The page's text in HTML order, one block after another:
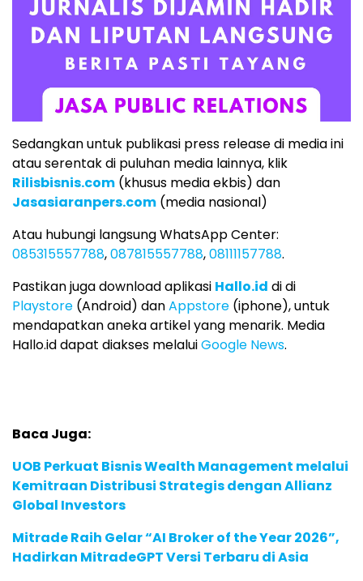
Sedangkan untuk publikasi press release di media ini
atau serentak di puluhan media lainnya, klik
Rilisbisnis.com (khusus media ekbis) dan
Jasasiaranpers.com (media nasional)
Atau hubungi langsung WhatsApp Center:
085315557788,087815557788,08111157788.
Pastikan juga download aplikasi Hallo.id di di
Playstore (Android) danAppstore (iphone), untuk
mendapatkan aneka artikel yang menarik. Media
Hallo.id dapat diakses melaluiGoogle News.
Baca Juga:
UOB Perkuat Bisnis Wealth Management melalui
Kemitraan Distribusi Strategis dengan Allianz
Global Investors
Mitrade Raih Gelar “AI Broker of the Year 2026”,
Hadirkan MitradeGPT Versi Terbaru di Asia